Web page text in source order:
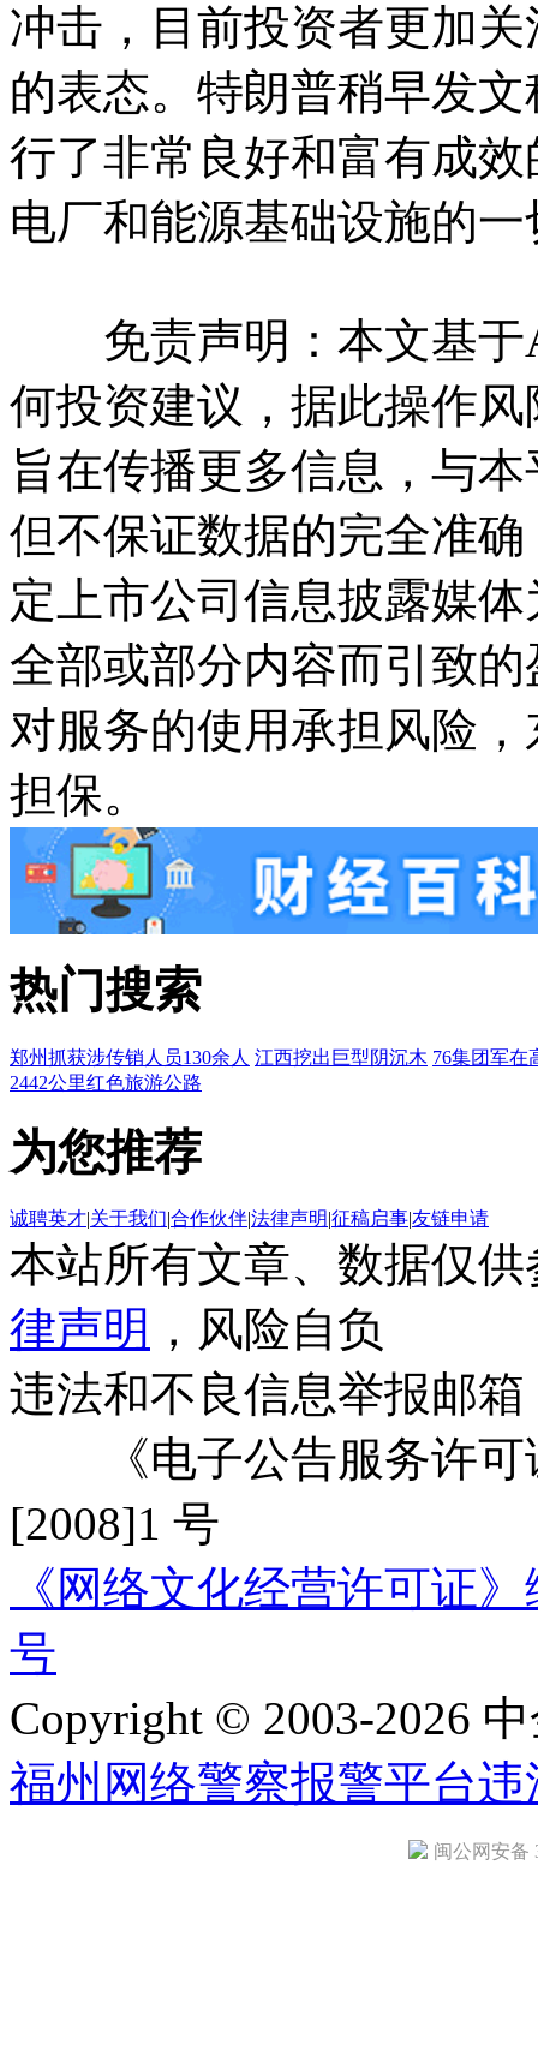
冲击，目前投资者更加
的表态。特朗普稍早发
行了非常良好和富有成
电厂和能源基础设施的
免责声明：本文基于
何投资建议，据此操作
旨在传播更多信息，与
但不保证数据的完全准
定上市公司信息披露媒
全部或部分内容而引致
对服务的使用承担风险
担保。
热门搜索
郑州抓获涉传销人员130余人 江西挖出巨型阴沉木 76集团军在
2442公里红色旅游公路
为您推荐
诚聘英才|关于我们|合作伙伴|法律声明|征稿启事|友链申请
本站所有文章、数据仅
律声明 ，风险自负
违法和不良信息举报邮箱
《电子公告服务许可
[2008]1 号
《网络文化经营许可证
号
Copyright © 2003-2026
福州网络警察报警平台违
闽公网安备